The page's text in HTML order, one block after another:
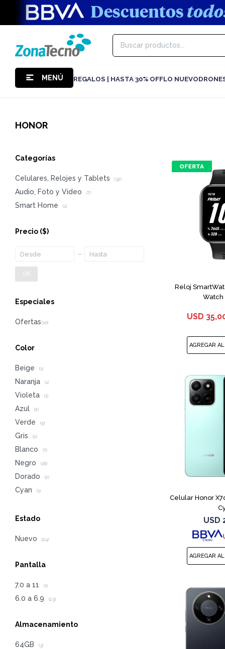
MENÚ REGALOS | HASTA 30% OFFLO NUEVO
HONOR
Reloj
Watch
USD
Celular Honor
USD
Categorías
Celulares, Relojes y Tablets (32)
Audio, Foto y Video (7)
Smart Home (1)
Precio ($)
OK
Especiales
Color
Beige (1)
Naranja (1)
Violeta (1)
Azul (2)
Verde (5)
Gris (2)
Blanco (7)
Negro (16)
Dorado (2)
Cyan (1)
Estado
Nuevo (24)
Pantalla
7.0 a 11 (1)
6.0 a 6.9 (23)
Almacenamiento
64GB (3)